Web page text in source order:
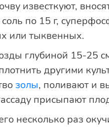
известкуют,
по 15 г,
или тыквенных.
глубиной 15-25
другими
золы, поливают и
присыпают
несколько раз